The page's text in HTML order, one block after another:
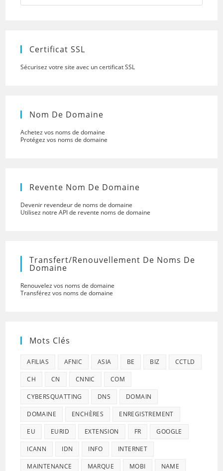
to
Certificat SSL
Sécurisez votre site avec un certificat SSL
Nom De Domaine
Achetez vos noms de domaine
Protégez vos noms de domaine
Revente Nom De Domaine
Devenir revendeur de noms de domaine
Utilisez notre API de revente noms de domaine
Transfert/renouvellement De Noms De
Domaine
Renouvelez vos noms de domaine
Transférez vos noms de domaine
Mots Clés
AFILIAS AFNIC ASIA BE BIZ CCTLD
CH CN CNNIC COM
CYBERSQUATTING DNS DOMAIN
DOMAINE ENCHÈRES ENREGISTREMENT
EU EURID EXTENSION FR GOOGLE
ICANN IDN INFO INTERNET
MAINTENANCE MARQUE MOBI NAME